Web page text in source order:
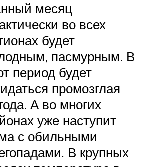
месяц
во всех
будет
пасмурным. В
период будет
промозглая
А во многих
уже наступит
с обильными
В крупных